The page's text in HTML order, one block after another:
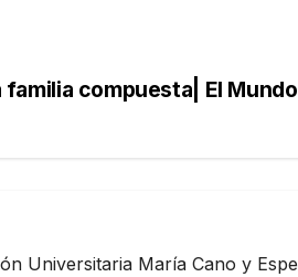
familia compuesta| El
Universitaria María Cano y